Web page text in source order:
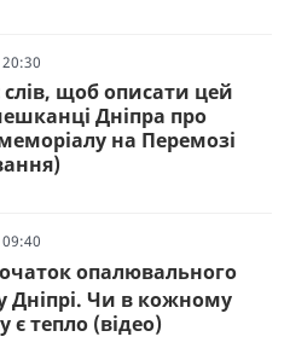
щоб описати цей
Дніпра про
на Перемозі
опалювального
Дніпрі. Чи в кожному
є тепло (відео)